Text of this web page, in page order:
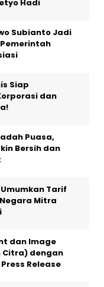
Hadi
Subianto Jadi
Siap
dan
Puasa,
Bersih dan
Tarif
Mitra
dan Image
Citra) dengan
Release